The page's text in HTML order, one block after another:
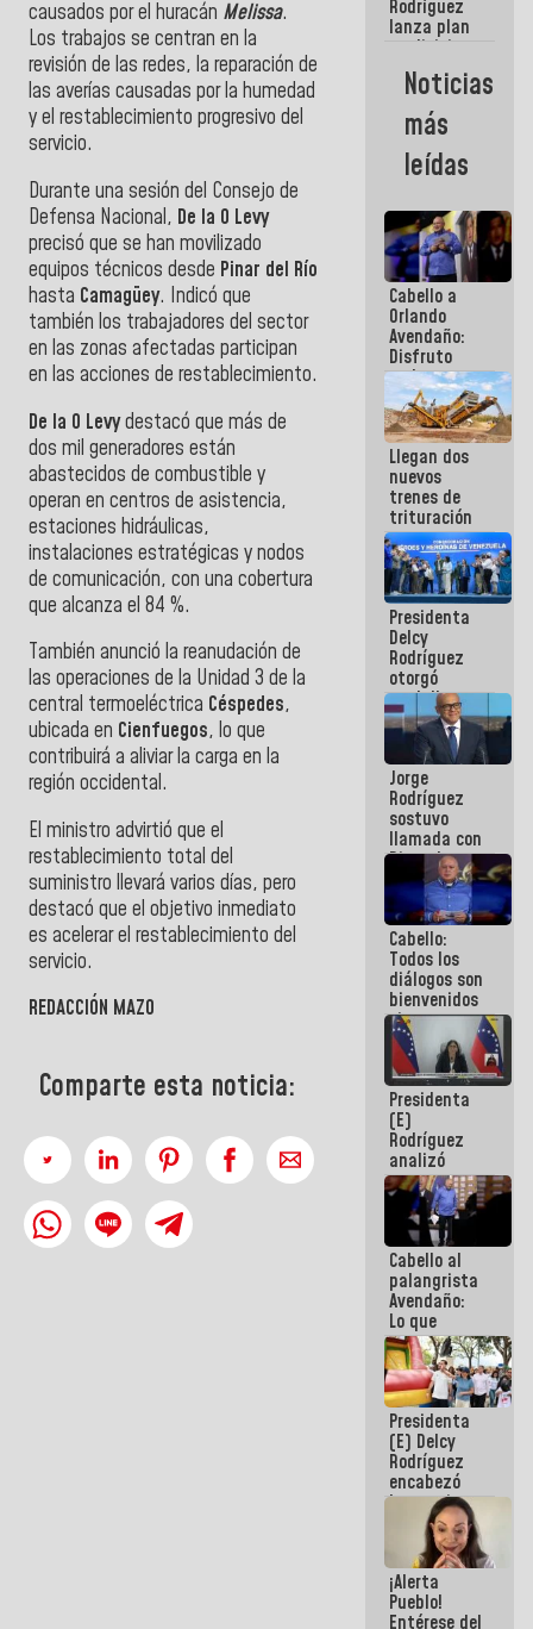
causados por el huracán Melissa.
Los trabajos se centran en la
revisión de las redes, la reparación de
las averías causadas por la humedad
y el restablecimiento progresivo del
servicio.
Durante una sesión del Consejo de
Defensa Nacional, De la O Levy
precisó que se han movilizado
equipos técnicos desde Pinar del Río
hasta Camagüey. Indicó que
también los trabajadores del sector
en las zonas afectadas participan
en las acciones de restablecimiento.
De la O Levydestacó que más de
dos mil generadores están
abastecidos de combustible y
operan en centros de asistencia,
estaciones hidráulicas,
instalaciones estratégicas y nodos
de comunicación, con una cobertura
que alcanza el 84 %.
También anunció la reanudación de
las operaciones de la Unidad 3 de la
central termoeléctrica Céspedes,
ubicada en Cienfuegos, lo que
contribuirá a aliviar la carga en la
región occidental.
El ministro advirtió que el
restablecimiento total del
suministro llevará varios días, pero
destacó que el objetivo inmediato
es acelerar el restablecimiento del
servicio.
REDACCIÓN MAZO
Comparte esta noticia:
la última
semana
Rodríguez
lanza plan
crediticio
con subsidio
a Juntas de
Condominio
Noticias
más
leídas
Cabello a
Orlando
Avendaño:
Disfruto
cada vez
que escribes
porque lo
que haces
es
embarrarla
Llegan dos
nuevos
trenes de
trituración
para
optimizar
manejo de
escombros
en La Guaira
Presidenta
Delcy
Rodríguez
otorgó
medalla
"Héroe de
Venezuela"
a servidores
públicos
Jorge
Rodríguez
sostuvo
llamada con
Dinorah
Figuera y
acuerdan
primer
encuentro
presencial
para el
diálogo
Cabello:
Todos los
diálogos son
bienvenidos
siempre que
estén en el
marco de la
Constitución
de la
República
Presidenta
(E)
Rodríguez
analizó
junto a
gobernadores
planes de
recuperación
del Sistema
Eléctrico
Nacional
Cabello al
palangrista
Avendaño:
Lo que
vayas a
escribir
hazlo hoy
por que no
sabemos si
la semana
que viene
hay
programa
Presidenta
(E) Delcy
Rodríguez
encabezó
lanzamiento
del Plan
Nacional de
Recreación
Vacacional
¡Alerta
Pueblo!
Entérese del